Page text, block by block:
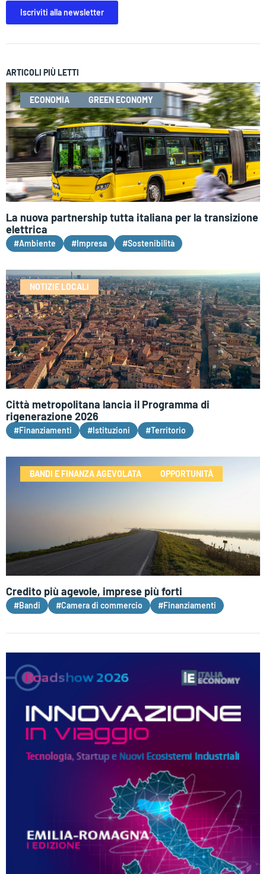
Iscriviti alla newsletter
ARTICOLI PIÙ LETTI
ECONOMIA GREEN ECONOMY
La nuova partnership tutta italiana per la transizione
elettrica
#Ambiente #Impresa #Sostenibilità
NOTIZIE LOCALI
Città metropolitana lancia il Programma di
rigenerazione 2026
#Finanziamenti #Istituzioni #Territorio
BANDI E FINANZA AGEVOLATA OPPORTUNITÀ
Credito più agevole, imprese più forti
#Bandi #Camera di commercio #Finanziamenti